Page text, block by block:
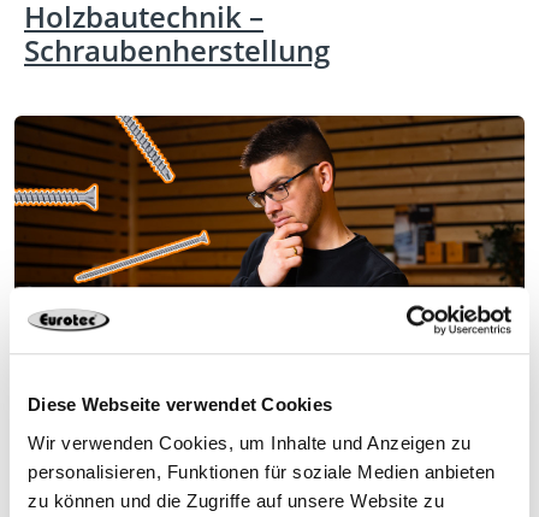
Diese Webseite verwendet Cookies
Wir verwenden Cookies, um Inhalte und Anzeigen zu
personalisieren, Funktionen für soziale Medien anbieten
zu können und die Zugriffe auf unsere Website zu
Holzbautechnik –
Schraubenherstellung
Was halten Schrauben wirklich
aus?